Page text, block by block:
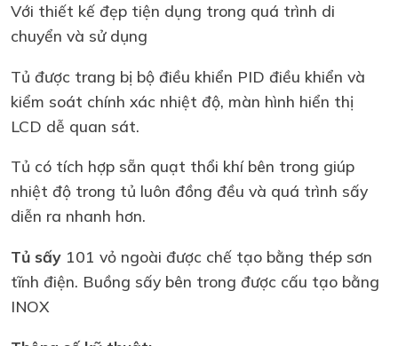
Với thiết kế đẹp tiện dụng trong quá trình di
chuyển và sử dụng
Tủ được trang bị bộ điều khiển PID điều khiển và
kiểm soát chính xác nhiệt độ, màn hình hiển thị
LCD dễ quan sát.
Tủ có tích hợp sẵn quạt thổi khí bên trong giúp
nhiệt độ trong tủ luôn đồng đều và quá trình sấy
diễn ra nhanh hơn.
Tủ sấy 101 vỏ ngoài được chế tạo bằng thép sơn
tĩnh điện. Buồng sấy bên trong được cấu tạo bằng
INOX